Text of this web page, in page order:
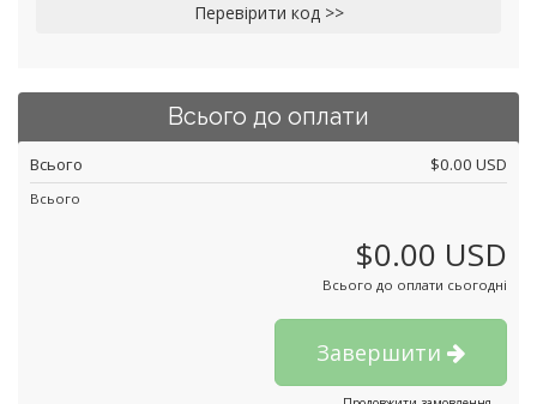
Перевірити код >>
Всього до оплати
Всього $0.00 USD
Всього
$0.00 USD
Всього до оплати сьогодні
Завершити